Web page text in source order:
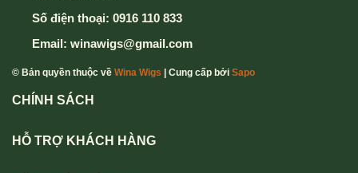
Số điện thoại: 0916 110 833
Email: winawigs@gmail.com
© Bản quyền thuộc về Wina Wigs | Cung cấp bởi Sapo
CHÍNH SÁCH
HỖ TRỢ KHÁCH HÀNG